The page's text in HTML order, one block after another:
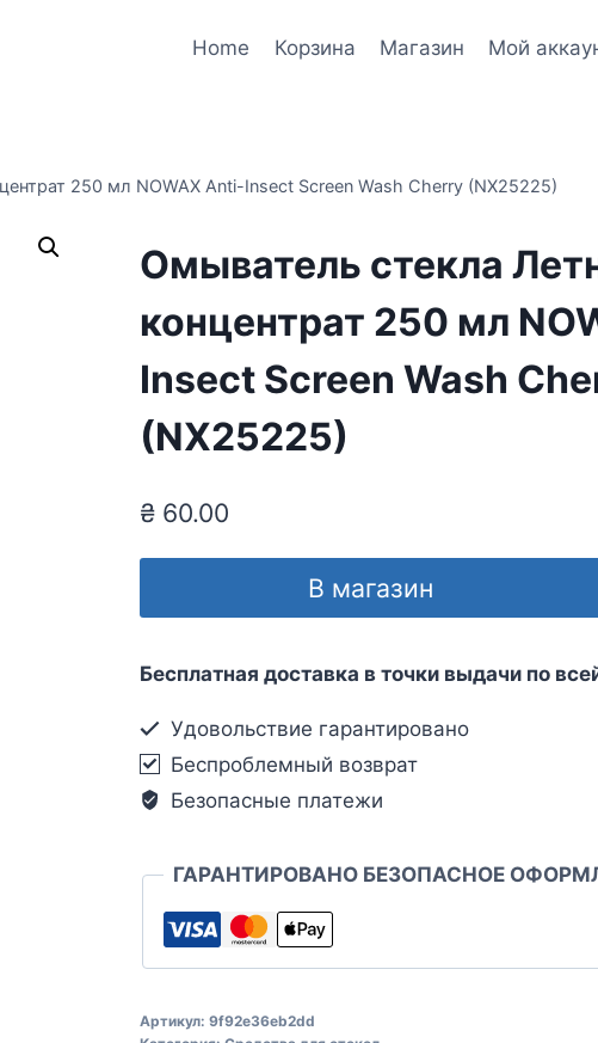
Home Корзина Магазин Мой
250 мл NOWAX Anti-Insect Screen Wash Cherry (NX25225)
Омыватель стекла
концентрат 250 мл
Insect Screen Wash
(NX25225)
₴60.00
В магазин
Бесплатная доставка в точки выдачи по
Удовольствие гарантировано
Беспроблемный возврат
Безопасные платежи
ГАРАНТИРОВАНО БЕЗОПАСНОЕ
Артикул: 9f92e36eb2dd